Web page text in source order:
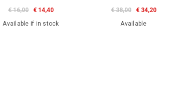
€ 16,00
€ 14,40
Available if in stock
€ 38,00
€ 34,20
Available